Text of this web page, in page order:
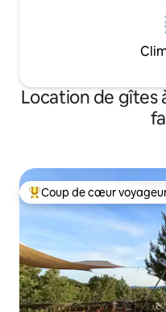
Location de gîtes
Coups de cœur voyageurs
Coup de cœur